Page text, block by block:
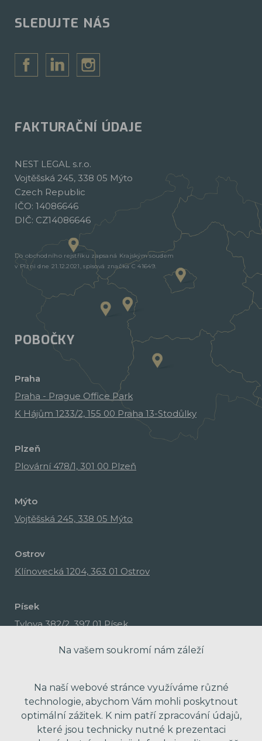
SLEDUJTE NÁS
FAKTURAČNÍ ÚDAJE
NEST LEGAL s.r.o.
Vojtěšská 245, 338 05 Mýto
Czech Republic
IČO: 14086646
DIČ: CZ14086646
Do obchodního rejstříku zapsaná Krajským soudem
v Plzni dne 21.12.2021, spisová značka C 41649.
POBOČKY
Praha
Praha - Prague Office Park
K Hájům 1233/2, 155 00 Praha 13-Stodůlky
Plzeň
Plovární 478/1, 301 00 Plzeň
Mýto
Vojtěšská 245, 338 05 Mýto
Ostrov
Klínovecká 1204, 363 01 Ostrov
Písek
Tylova 382/2, 397 01 Písek
Na vašem soukromí nám záleží
Na naší webové stránce využíváme různé
technologie, abychom Vám mohli poskytnout
optimální zážitek. K nim patří zpracování údajů,
které jsou technicky nutné k prezentaci